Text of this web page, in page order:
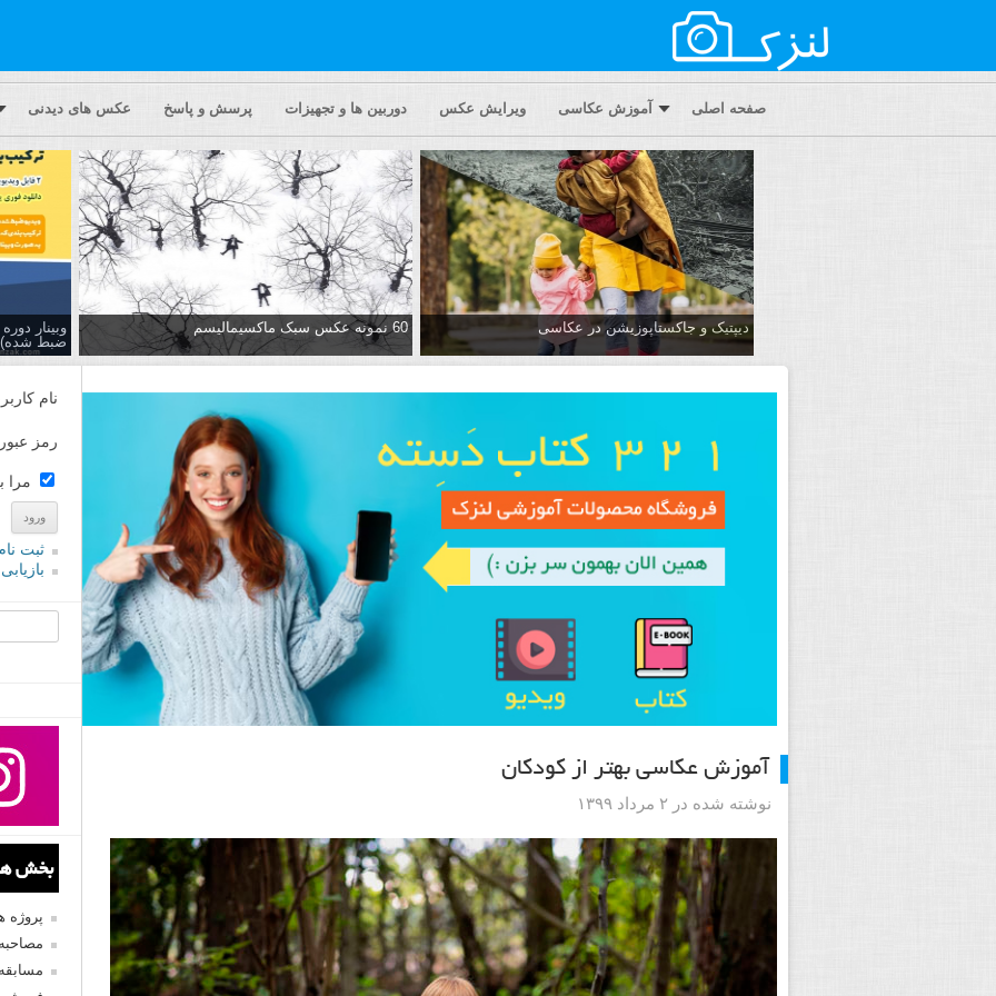
صفحه اصلی آموزش عکاسی ویرایش عکس دوربین ها و تجهیزات پرسش و پاسخ عکس های دیدنی
دیپتیک و جاکستا‌پوزیشن در عکاسی 60 نمونه عکس سبک ماکسیمالیسم
وبینار
ضبط شده)
آموزش عکاسی بهتر از کودکان
نوشته شده در ۲ مرداد ۱۳۹۹
نام
رمز عبور
مرا
ثبت
بخش